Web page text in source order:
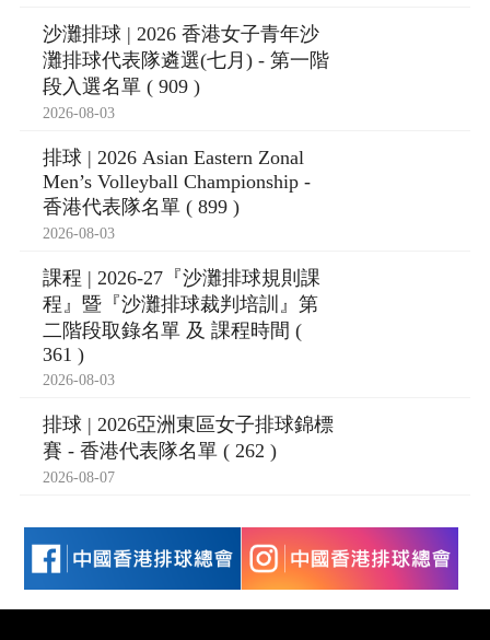
沙灘排球 | 2026 香港女子青年沙
灘排球代表隊遴選(七月) - 第一階
段入選名單 ( 909 )
2026-08-03
排球 | 2026 Asian Eastern Zonal
Men’s Volleyball Championship -
香港代表隊名單 ( 899 )
2026-08-03
課程 | 2026-27『沙灘排球規則課
程』暨『沙灘排球裁判培訓』第
二階段取錄名單 及 課程時間 (
361 )
2026-08-03
排球 | 2026亞洲東區女子排球錦標
賽 - 香港代表隊名單 ( 262 )
2026-08-07